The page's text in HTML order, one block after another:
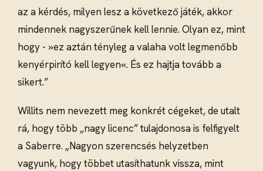
az a kérdés, milyen lesz a következő játék, akkor
mindennek nagyszerűnek kell lennie. Olyan ez, mint
hogy - »ez aztán tényleg a valaha volt legmenőbb
kenyérpirító kell legyen«. És ez hajtja tovább a
sikert.”
Willits nem nevezett meg konkrét cégeket, de utalt
rá, hogy több „nagy licenc” tulajdonosa is felfigyelt
a Saberre. „Nagyon szerencsés helyzetben
vagyunk, hogy többet utasíthatunk vissza, mint